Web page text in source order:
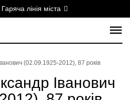
лінія міста
(02.09.1925-2012), 87 років
Іванович